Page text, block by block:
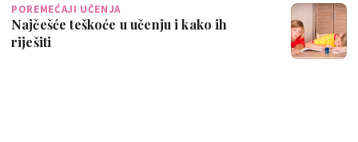
POREMEĆAJI UČENJA
Najčešće teškoće u učenju i kako ih
riješiti